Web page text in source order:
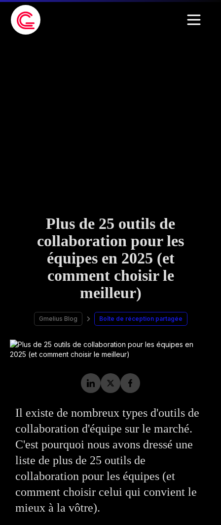
Plus de 25 outils de
collaboration pour les
équipes en 2025 (et
comment choisir le
meilleur)
Gmelius Blog Boîte de réception partagée
Il existe de nombreux types d'outils de
collaboration d'équipe sur le marché.
C'est pourquoi nous avons dressé une
liste de plus de 25 outils de
collaboration pour les équipes (et
comment choisir celui qui convient le
mieux à la vôtre).